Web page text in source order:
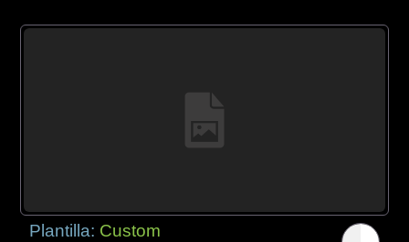
Plantilla: Custom